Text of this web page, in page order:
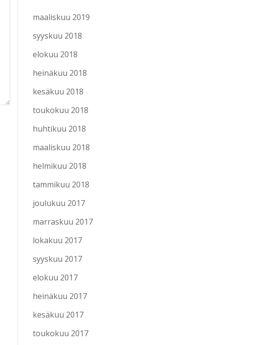
maaliskuu 2019
syyskuu 2018
elokuu 2018
heinäkuu 2018
kesäkuu 2018
toukokuu 2018
huhtikuu 2018
maaliskuu 2018
helmikuu 2018
tammikuu 2018
joulukuu 2017
marraskuu 2017
lokakuu 2017
syyskuu 2017
elokuu 2017
heinäkuu 2017
kesäkuu 2017
toukokuu 2017